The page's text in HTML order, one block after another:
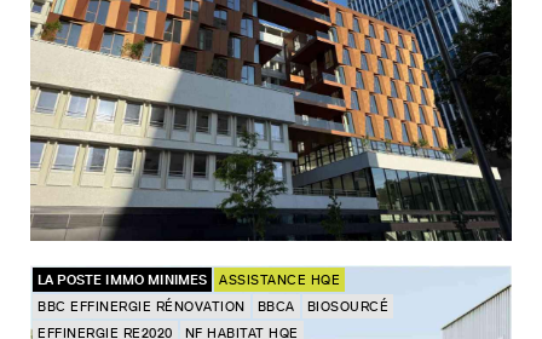
LA POSTE IMMO MINIMES
ASSISTANCE HQE
BBC EFFINERGIE RÉNOVATION
BBCA
BIOSOURCÉ
EFFINERGIE RE2020
NF HABITAT HQE